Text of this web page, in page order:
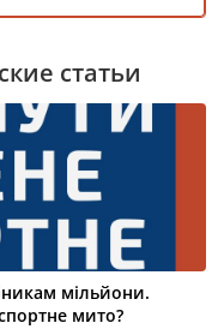
статьи
мільйони.
мито?